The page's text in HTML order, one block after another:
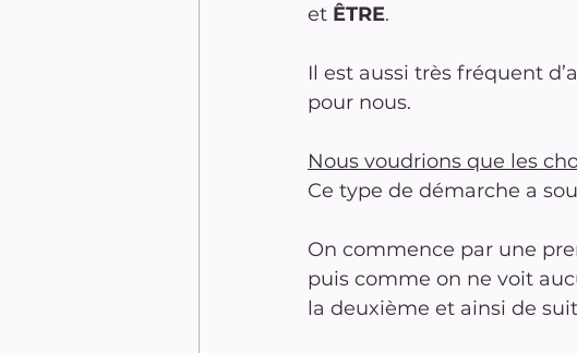
et ÊTRE.
Il est aussi très fréquent
pour nous.
Nous voudrions que les
Ce type de démarche a
On commence par une
puis comme on ne voit
la deuxième et ainsi de